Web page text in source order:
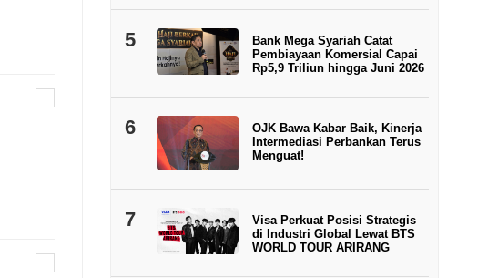
5
Bank Mega Syariah Catat
Pembiayaan Komersial Capai
Rp5,9 Triliun hingga Juni 2026
6
OJK Bawa Kabar Baik, Kinerja
Intermediasi Perbankan Terus
Menguat!
7
Visa Perkuat Posisi Strategis
di Industri Global Lewat BTS
WORLD TOUR ARIRANG